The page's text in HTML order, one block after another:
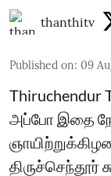
thanthitv
Published on: 09
Thiruchendur
அப்போ இதை
திருச்செந்தூர்